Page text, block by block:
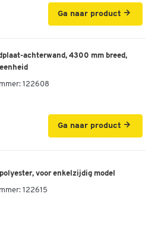
Ga naar product
achterwand, 4300 mm breed,
122608
Ga naar product
voor enkelzijdig model
122615